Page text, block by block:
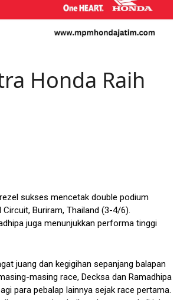
Honda Raih
sukses mencetak double podium
Buriram, Thailand (3-4/6).
juga menunjukkan performa tinggi
juang dan kegigihan sepanjang balapan
masing race, Decksa dan Ramadhipa
para pebalap lainnya sejak race pertama.